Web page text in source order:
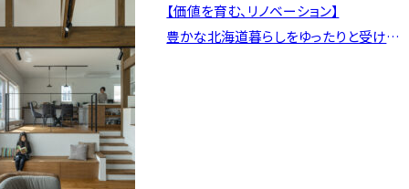
【価値を育む、リノベーション】
豊かな北海道暮らしをゆったりと受け止